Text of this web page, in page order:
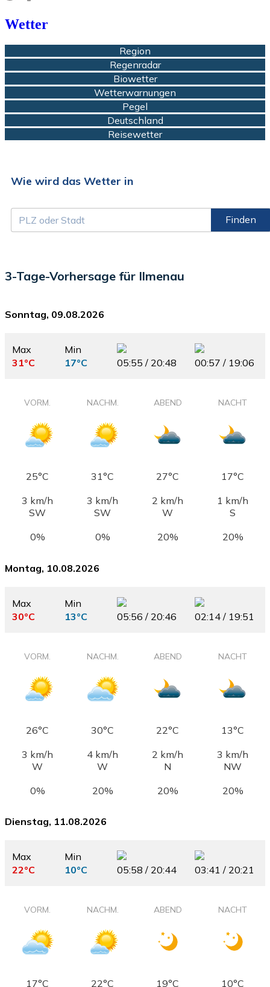
Wetter
Region
Regenradar
Biowetter
Wetterwarnungen
Pegel
Deutschland
Reisewetter
Wie wird das Wetter in
Finden
3-Tage-Vorhersage für Ilmenau
Sonntag, 09.08.2026
Max
31°C
Min
17°C
05:55 / 20:48 00:57 / 19:06
VORM. NACHM. ABEND NACHT
25°C 31°C 27°C
17°C
3 km/h
SW
3 km/h
SW
2 km/h
W
1 km/h
S
0%
0% 20% 20%
Montag, 10.08.2026
Max
30°C
Min
13°C
05:56 / 20:46 02:14 / 19:51
VORM. NACHM. ABEND NACHT
26°C 30°C 22°C
13°C
3 km/h
W
4 km/h
W
2 km/h
N
3 km/h
NW
0%
20% 20% 20%
Dienstag, 11.08.2026
Max
22°C
Min
10°C
05:58 / 20:44 03:41 / 20:21
VORM. NACHM. ABEND NACHT
17°C 22°C 19°C 10°C